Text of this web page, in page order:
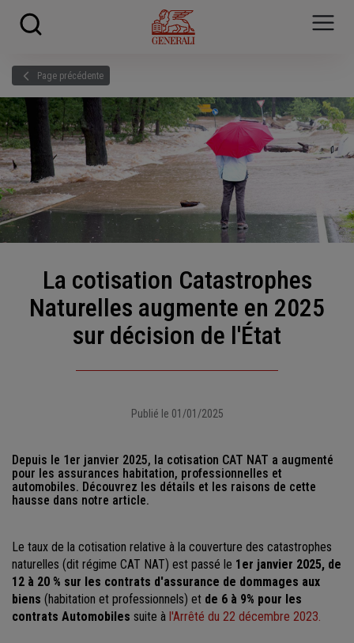
Page précédente
La cotisation Catastrophes
Naturelles augmente en 2025
sur décision de l'État
Publié le 01/01/2025
Depuis le 1er janvier 2025, la cotisation CAT NAT a augmenté
pour les assurances habitation, professionnelles et
automobiles. Découvrez les détails et les raisons de cette
hausse dans notre article.
Le taux de la cotisation relative à la couverture des catastrophes
naturelles (dit régime CAT NAT) est passé le 1er janvier 2025, de
12 à 20 % sur les contrats d'assurance de dommages aux
biens (habitation et professionnels) et de 6 à 9% pour les
contrats Automobiles suite à l'Arrêté du 22 décembre 2023.